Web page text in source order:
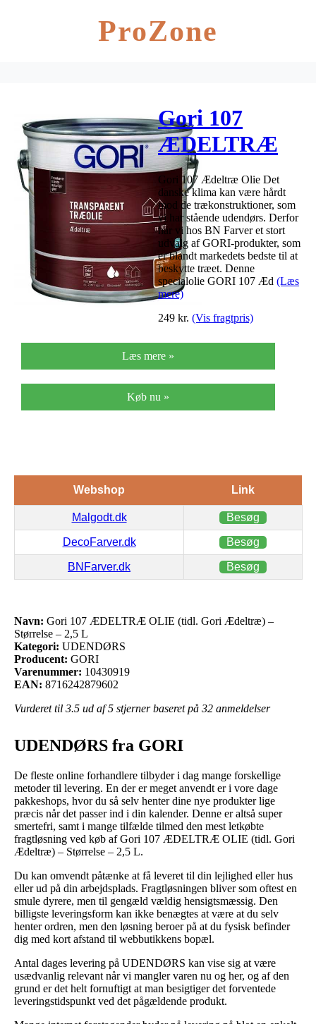
ProZone
Gori 107
ÆDELTRÆ
OLIE (tidl.
Gori Ædeltræ)
– Størrelse –
2,5 L
Gori 107 Ædeltræ Olie Det
danske klima kan være hårdt
mod de trækonstruktioner, som
vi har stående udendørs. Derfor
har vi hos BN Farver et stort
udvalg af GORI-produkter, som
er blandt markedets bedste til at
beskytte træet. Denne
specialolie GORI 107 Æd (Læs
mere)
249 kr. (Vis fragtpris)
Læs mere »
Køb nu »
Webshop Link
Malgodt.dk Besøg
DecoFarver.dk Besøg
BNFarver.dk Besøg
Navn: Gori 107 ÆDELTRÆ OLIE (tidl. Gori Ædeltræ) –
Størrelse – 2,5 L
Kategori: UDENDØRS
Producent: GORI
Varenummer: 10430919
EAN: 8716242879602
Vurderet til 3.5 ud af 5 stjerner baseret på 32 anmeldelser
UDENDØRS fra GORI
De fleste online forhandlere tilbyder i dag mange forskellige
metoder til levering. En der er meget anvendt er i vore dage
pakkeshops, hvor du så selv henter dine nye produkter lige
præcis når det passer ind i din kalender. Denne er altså super
smertefri, samt i mange tilfælde tilmed den mest letkøbte
fragtløsning ved køb af Gori 107 ÆDELTRÆ OLIE (tidl. Gori
Ædeltræ) – Størrelse – 2,5 L.
Du kan omvendt påtænke at få leveret til din lejlighed eller hus
eller ud på din arbejdsplads. Fragtløsningen bliver som oftest en
smule dyrere, men til gengæld vældig hensigtsmæssig. Den
billigste leveringsform kan ikke benægtes at være at du selv
henter ordren, men den løsning beroer på at du fysisk befinder
dig med kort afstand til webbutikkens bopæl.
Antal dages levering på UDENDØRS kan vise sig at være
usædvanlig relevant når vi mangler varen nu og her, og af den
grund er det helt fornuftigt at man besigtiger det forventede
leveringstidspunkt ved det pågældende produkt.